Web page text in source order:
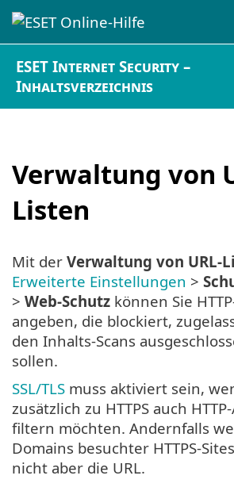
ESET Internet Security –
Inhaltsverzeichnis
Verwaltung von
Listen
Mit der Verwaltung von URL-
Erweiterte Einstellungen >
> Web-Schutz können Sie
angeben, die blockiert,
den Inhalts-Scans
sollen.
SSL/TLS muss aktiviert sein,
zusätzlich zu HTTPS auch
filtern möchten. Andernfalls
Domains besuchter HTTPS-
nicht aber die URL.